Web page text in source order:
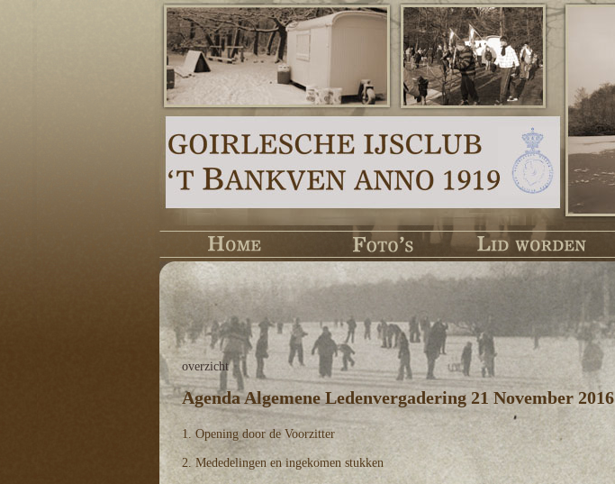
overzicht
Agenda Algemene Ledenvergadering 21 November 2016
1. Opening door de Voorzitter
2. Mededelingen en ingekomen stukken